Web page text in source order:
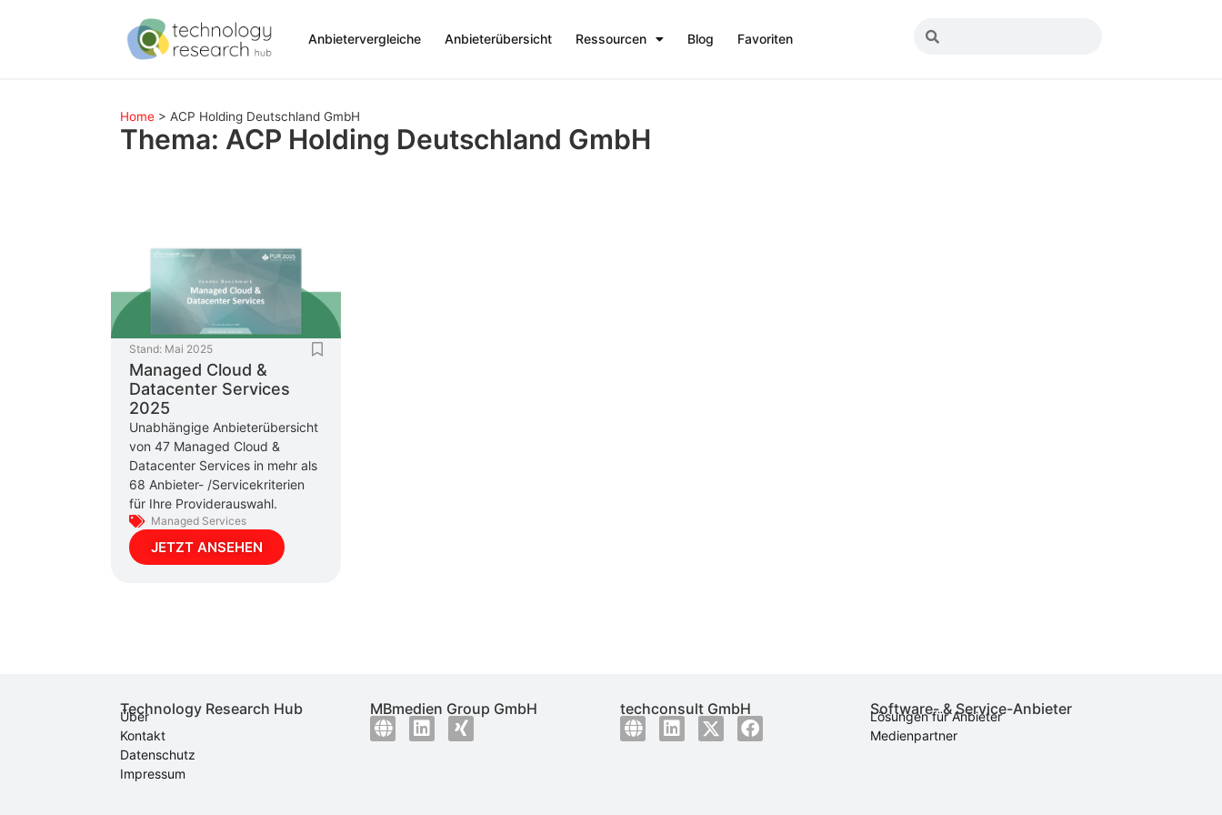
Anbietervergleiche Anbieterübersicht Ressourcen Blog Favoriten
Home > ACP Holding Deutschland GmbH
Thema: ACP Holding Deutschland GmbH
Stand: Mai 2025
Managed Cloud &
Datacenter Services
2025
Unabhängige Anbieterübersicht
von 47 Managed Cloud &
Datacenter Services in mehr als
68 Anbieter- /Servicekriterien
für Ihre Providerauswahl.
Managed Services
JETZT ANSEHEN
Technology Research Hub
Über
Kontakt
Datenschutz
Impressum
MBmedien Group GmbH techconsult GmbH Software- & Service-Anbieter
Lösungen für Anbieter
Medienpartner